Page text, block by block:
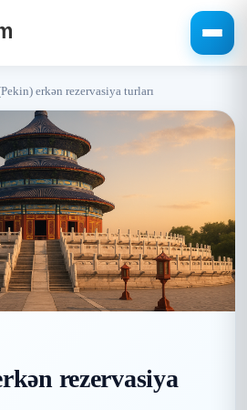
erkən rezervasiya turları
rezervasiya